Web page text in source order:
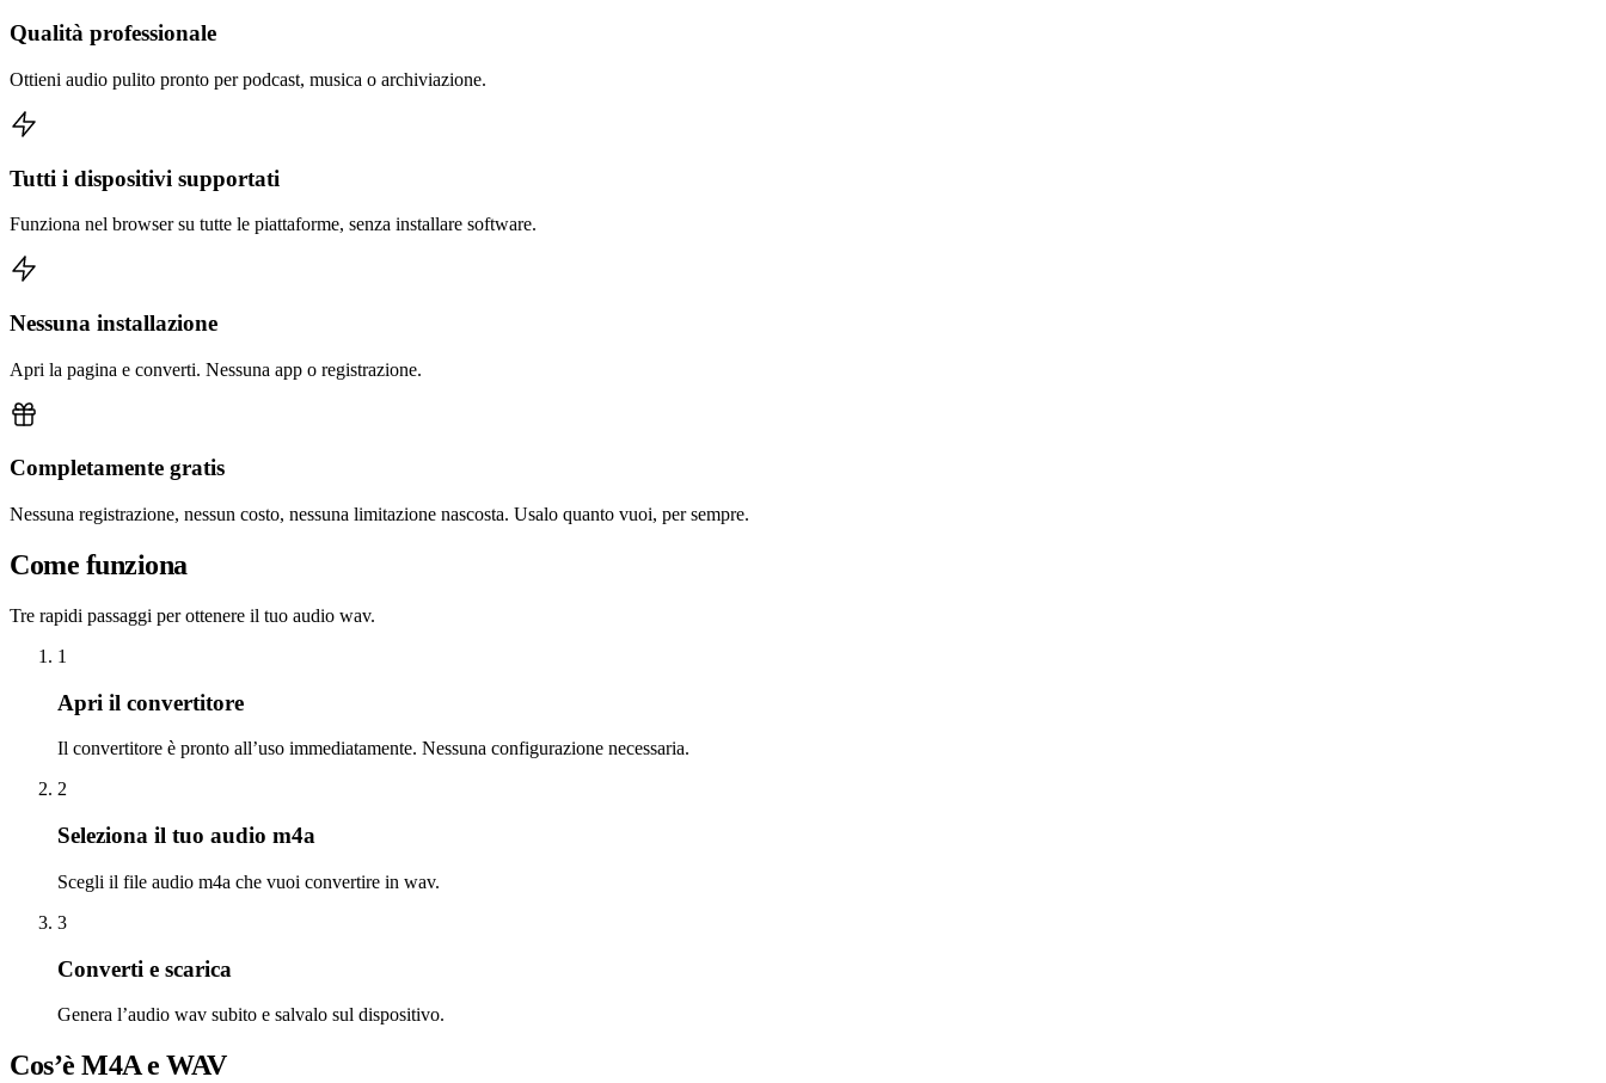
Qualità professionale
Ottieni audio pulito pronto per podcast, musica o archiviazione.
Tutti i dispositivi supportati
Funziona nel browser su tutte le piattaforme, senza installare software.
Nessuna installazione
Apri la pagina e converti. Nessuna app o registrazione.
Completamente gratis
Nessuna registrazione, nessun costo, nessuna limitazione nascosta. Usalo quanto vuoi, per sempre.
Come funziona
Tre rapidi passaggi per ottenere il tuo audio wav.
1
Apri il convertitore
Il convertitore è pronto all’uso immediatamente. Nessuna configurazione necessaria.
2
Seleziona il tuo audio m4a
Scegli il file audio m4a che vuoi convertire in wav.
3
Converti e scarica
Genera l’audio wav subito e salvalo sul dispositivo.
Cos’è M4A e WAV